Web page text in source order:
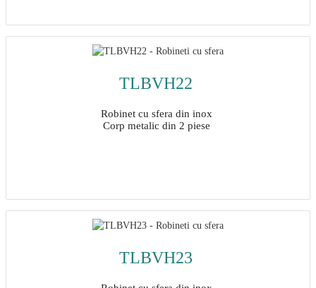
TLBVH22
Robinet cu sfera din inox
Corp metalic din 2 piese
TLBVH23